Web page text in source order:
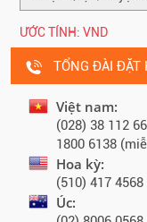
ƯỚC TÍNH: VND
TỔNG ĐÀI ĐẶT
Việt nam:
(028) 38 112
1800 6138
Hoa kỳ:
(510) 417 4568
Úc: